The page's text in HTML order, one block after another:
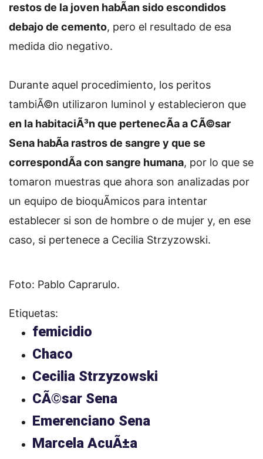
restos de la joven habÃ­an sido escondidos
debajo de cemento, pero el resultado de esa
medida dio negativo.
Durante aquel procedimiento, los peritos
tambiÃ©n utilizaron luminol y establecieron que
en la habitaciÃ³n que pertenecÃ­a a CÃ©sar
Sena habÃ­a rastros de sangre y que se
correspondÃ­a con sangre humana, por lo que se
tomaron muestras que ahora son analizadas por
un equipo de bioquÃ­micos para intentar
establecer si son de hombre o de mujer y, en ese
caso, si pertenece a Cecilia Strzyzowski.
Foto: Pablo Caprarulo.
Etiquetas:
femicidio
Chaco
Cecilia Strzyzowski
CÃ©sar Sena
Emerenciano Sena
Marcela AcuÃ±a